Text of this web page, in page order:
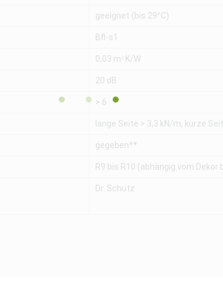
geeignet (bis 29°C)
Bfl-s1
0,03 m² K/W
20 dB
> 6
lange Seite > 3,3 kN/m, kurze
gegeben**
R9 bis R10 (abhängig vom
Dr. Schutz